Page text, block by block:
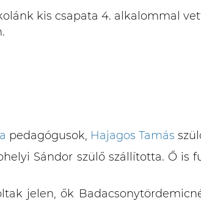
kis csapata 4. alkalommal
pedagógusok, Hajagos Tamás
Sándor szülő szállította. Ő
jelen, ők